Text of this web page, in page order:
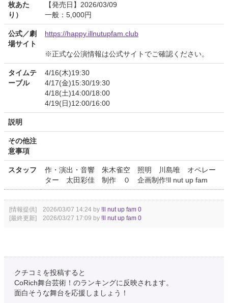
枚あた
り）
【発売日】2026/03/09
一般：5,000円
公式／劇
場サイト
https://happy.illnutupfam.club
※正式な公演情報は公式サイトでご確認ください。
タイムテ
ーブル
4/16(木)19:30
4/17(金)15:30/19:30
4/18(土)14:00/18:00
4/19(日)12:00/16:00
説明
その他注
意事項
スタッフ
作・演出・音響 朱木雀空 照明 川島唯 オペレー
ター 太田彩佳 制作 ０ 企画制作!ll nut up fam
[情報提供] 2026/03/07 14:24 by !ll nut up fam 0
[最終更新] 2026/03/27 17:09 by !ll nut up fam 0
クチコミを投稿すると
CoRich舞台芸術！のランキングに反映されます。
面白そうな舞台を応援しましょう！